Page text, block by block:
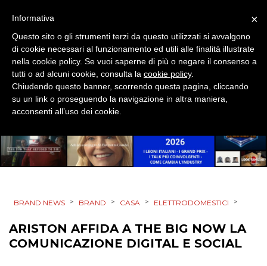
CINEMA
DIGITALE
EDITORIA
ESTERNA
TV
DATI
BRAND NEWS > BRAND > CASA > ELETTRODOMESTICI >
ARISTON AFFIDA A THE BIG NOW LA
COMUNICAZIONE DIGITAL E SOCIAL
×
Informativa
Questo sito o gli strumenti terzi da questo utilizzati si avvalgono
di cookie necessari al funzionamento ed utili alle finalità illustrate
nella cookie policy. Se vuoi saperne di più o negare il consenso a
tutti o ad alcuni cookie, consulta la cookie policy.
Chiudendo questo banner, scorrendo questa pagina, cliccando
su un link o proseguendo la navigazione in altra maniera,
acconsenti all’uso dei cookie.